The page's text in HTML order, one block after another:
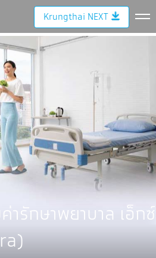
Krungthai NEXT
รักษาพยาบาล เอ็กซ์